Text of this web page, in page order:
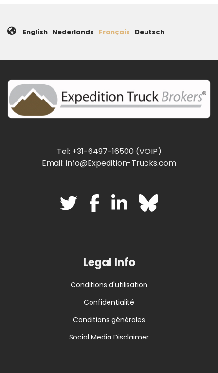
English Nederlands Français Deutsch
Tel: +31-6497-16500 (VOIP)
Email: info@Expedition-Trucks.com
Legal Info
Conditions d'utilisation
Confidentialité
Conditions générales
Social Media Disclaimer